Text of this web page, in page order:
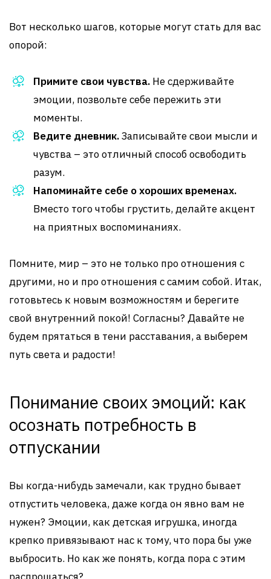
Вот несколько шагов, которые могут стать для вас
опорой:
Примите свои чувства. Не сдерживайте
эмоции, позвольте себе пережить эти
моменты.
Ведите дневник.Записывайте свои мысли и
чувства – это отличный способ освободить
разум.
Напоминайте себе о хороших временах.
Вместо того чтобы грустить, делайте акцент
на приятных воспоминаниях.
Помните, мир – это не только про отношения с
другими, но и про отношения с самим собой. Итак,
готовьтесь к новым возможностям и берегите
свой внутренний покой! Согласны? Давайте не
будем прятаться в тени расставания, а выберем
путь света и радости!
Понимание своих эмоций: как
осознать потребность в
отпускании
Вы когда-нибудь замечали, как трудно бывает
отпустить человека, даже когда он явно вам не
нужен? Эмоции, как детская игрушка, иногда
крепко привязывают нас к тому, что пора бы уже
выбросить. Но как же понять, когда пора с этим